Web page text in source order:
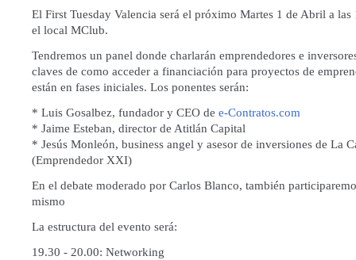
El First Tuesday Valencia será el próximo Martes 1 de Abril a las
el local MClub.
Tendremos un panel donde charlarán emprendedores e
claves de como acceder a financiación para proyectos de
están en fases iniciales. Los ponentes serán:
* Luis Gosalbez, fundador y CEO de e-Contratos.com
* Jaime Esteban, director de Atitlán Capital
* Jesús Monleón, business angel y asesor de inversiones de La
(Emprendedor XXI)
En el debate moderado por Carlos Blanco, también
mismo
La estructura del evento será:
19.30 - 20.00: Networking